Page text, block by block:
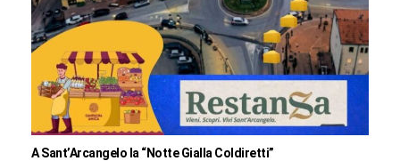
A Sant’Arcangelo la “Notte Gialla Coldiretti”